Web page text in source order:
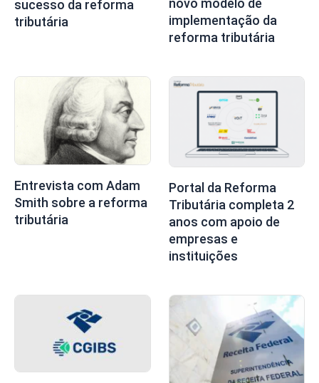
sucesso da reforma
tributária
implementação da
reforma tributária
Entrevista com Adam
Smith sobre a reforma
tributária
Portal da Reforma
Tributária completa 2
anos com apoio de
empresas e
instituições